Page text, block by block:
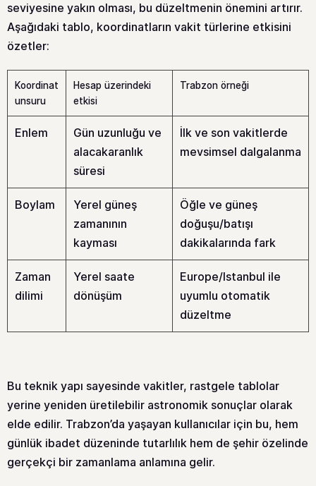
seviyesine yakın olması, bu düzeltmenin önemini artırır.
Aşağıdaki tablo, koordinatların vakit türlerine etkisini
özetler:
Koordinat
unsuru
Hesap üzerindeki
etkisi
Trabzon örneği
Enlem
Gün uzunluğu ve
alacakaranlık
süresi
İlk ve son vakitlerde
mevsimsel dalgalanma
Boylam
Yerel güneş
zamanının
kayması
Öğle ve güneş
doğuşu/batışı
dakikalarında fark
Zaman
dilimi
Yerel saate
dönüşüm
Europe/Istanbul ile
uyumlu otomatik
düzeltme
Bu teknik yapı sayesinde vakitler, rastgele tablolar
yerine yeniden üretilebilir astronomik sonuçlar olarak
elde edilir. Trabzon’da yaşayan kullanıcılar için bu, hem
günlük ibadet düzeninde tutarlılık hem de şehir özelinde
gerçekçi bir zamanlama anlamına gelir.